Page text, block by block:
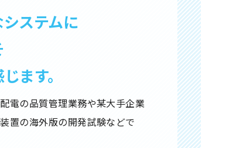
ステムに
ます。
電の品質管理業務や某大手企業
置の海外版の開発試験などで